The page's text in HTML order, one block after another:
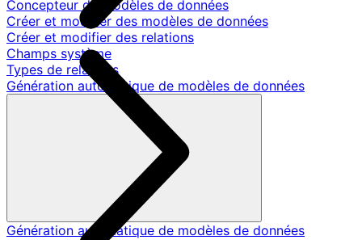
Concepteur de modèles de données
Créer et modifier des modèles de données
Créer et modifier des relations
Champs système
Types de relations
Génération automatique de modèles de données
Génération automatique de modèles de données